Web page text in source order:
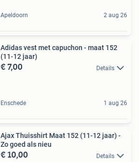
Apeldoorn 2 aug 26
Adidas vest met capuchon - maat 152
(11-12 jaar)
€ 7,00 Details
Enschede 1 aug 26
Ajax Thuisshirt Maat 152 (11-12 jaar) -
Zo goed als nieu
€ 10,00 Details